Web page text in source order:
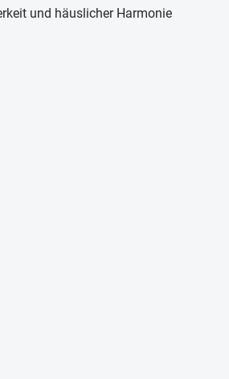
und häuslicher Harmonie